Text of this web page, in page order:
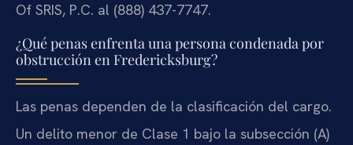
Of SRIS, P.C. al (888) 437-7747.
¿Qué penas enfrenta una persona condenada por
obstrucción en Fredericksburg?
Las penas dependen de la clasificación del cargo.
Un delito menor de Clase 1 bajo la subsección (A)